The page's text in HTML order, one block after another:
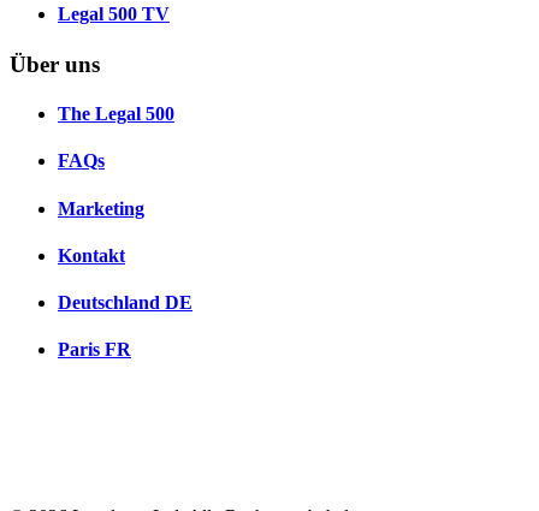
Legal 500 TV
Über uns
The Legal 500
FAQs
Marketing
Kontakt
Deutschland DE
Paris FR